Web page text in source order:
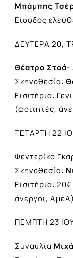
Μπάμπης
Είσοδος
ΔΕΥΤΕΡΑ 20,
Θέατρο Στοά-
Σκηνοθεσία:
Εισιτήρια:
(φοιτητές,
ΤΕΤΑΡΤΗ 22
Φεντερίκο
Σκηνοθεσία:
Εισιτήρια:
άνεργοι, ΑμεΑ)
ΠΕΜΠΤΗ 23
Συναυλία